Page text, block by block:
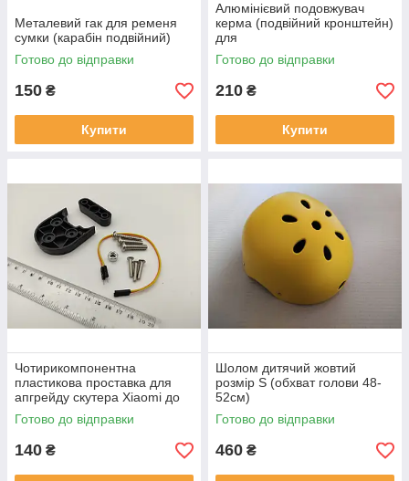
Металевий гак для ременя
сумки (карабін подвійний)
Готово до відправки
150 ₴
Купити
Алюмінієвий подовжувач
керма (подвійний кронштейн)
для
M365/Pro/1S/Essential/Pro2
Готово до відправки
210 ₴
Купити
Чотирикомпонентна
пластикова проставка для
апгрейду скутера Xiaomi до
10 дюймів
Готово до відправки
140 ₴
Шолом дитячий жовтий
розмір S (обхват голови 48-
52см)
Готово до відправки
460 ₴